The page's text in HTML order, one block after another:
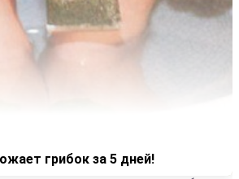
грибок за 5 дней!